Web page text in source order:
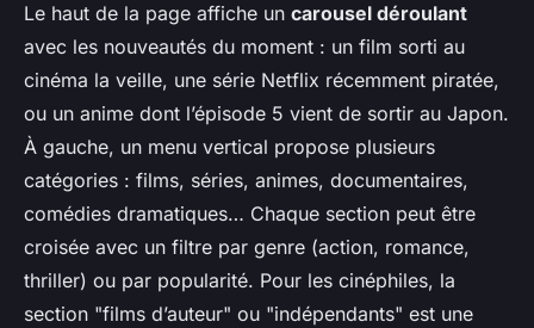
Le haut de la page affiche un carousel déroulant
avec les nouveautés du moment : un film sorti au
cinéma la veille, une série Netflix récemment piratée,
ou un anime dont l’épisode 5 vient de sortir au Japon.
À gauche, un menu vertical propose plusieurs
catégories : films, séries, animes, documentaires,
comédies dramatiques… Chaque section peut être
croisée avec un filtre par genre (action, romance,
thriller) ou par popularité. Pour les cinéphiles, la
section "films d’auteur" ou "indépendants" est une